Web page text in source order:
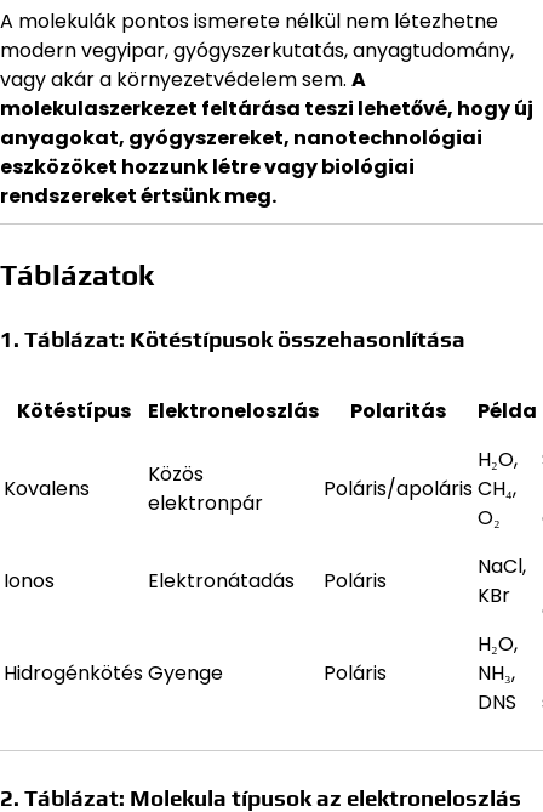
A molekulák pontos ismerete nélkül nem létezhetne
modern vegyipar, gyógyszerkutatás, anyagtudomány,
vagy akár a környezetvédelem sem. A
molekulaszerkezet feltárása teszi lehetővé, hogy új
anyagokat, gyógyszereket, nanotechnológiai
eszközöket hozzunk létre vagy biológiai
rendszereket értsünk meg.
Táblázatok
1. Táblázat: Kötéstípusok összehasonlítása
Kötéstípus Elektroneloszlás Polaritás Példa
Kovalens
Közös
elektronpár
Poláris/apoláris
H₂O,
CH₄,
O₂
Ionos Elektronátadás Poláris
NaCl,
KBr
HidrogénkötésGyenge Poláris
H₂O,
NH₃,
DNS
2. Táblázat: Molekula típusok az elektroneloszlás